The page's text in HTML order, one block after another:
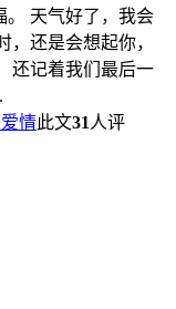
。 天气好了，我会
还是会想起你，
还记着我们最后一
情此文31 人评